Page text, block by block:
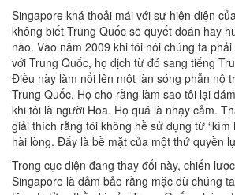
Singapore khá thoải mái với sự hiện diện
không biết Trung Quốc sẽ quyết đoán hay
nào. Vào năm 2009 khi tôi nói chúng ta
với Trung Quốc, họ dịch từ đó sang tiếng
Điều này làm nổi lên một làn sóng phẫn nộ
Trung Quốc. Họ cho rằng làm sao tôi lại
khi tôi là người Hoa. Họ quá là nhạy cảm.
giải thích rằng tôi không hề sử dụng từ “kìm
hài lòng. Đấy là bề mặt của một thứ quyền
Trong cục diện đang thay đổi này, chiến
Singapore là đảm bảo rằng mặc dù chúng